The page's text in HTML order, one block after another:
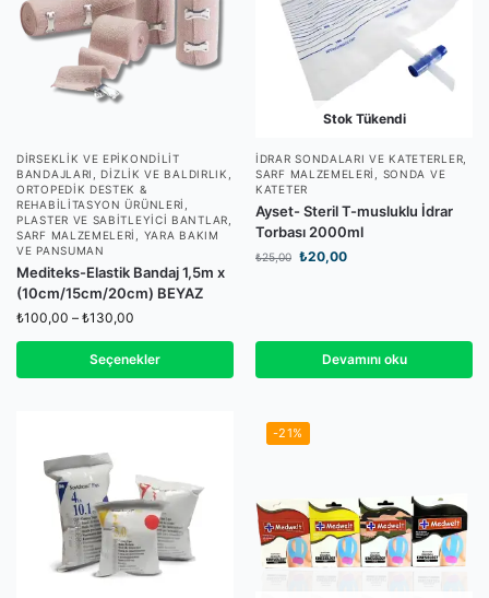
DIRSEKLIK VE EPIKONDILIT
BANDAJLARI
DIZLIK VE BALDIRLIK
ORTOPEDIK DESTEK &
REHABILITASYON ÜRÜNLERI
PLASTER VE SABITLEYICI BANTLAR
SARF MALZEMELERI
YARA BAKIM
VE PANSUMAN
Mediteks-Elastik Bandaj 1,5m x
(10cm/15cm/20cm) BEYAZ
₺100,00 – ₺130,00
Seçenekler
Stok Tükendi
İDRAR SONDALARI VE KATETERLER
SARF MALZEMELERI
SONDA VE
KATETER
Ayset- Steril T-musluklu İdrar
Torbası 2000ml
₺25,00 ₺20,00
Devamını oku
-21%